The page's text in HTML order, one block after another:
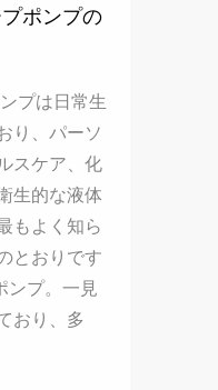
ポンプの
プは日常生
り、パーソ
スケア、化
生的な液体
もよく知ら
とおりです
ンプ。一見
おり、多